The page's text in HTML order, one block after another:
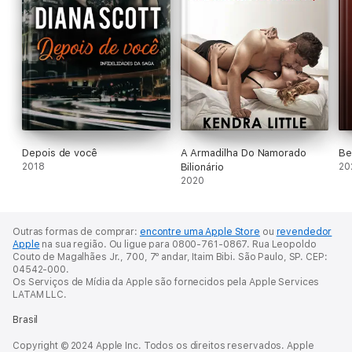
Depois de você
2018
A Armadilha Do Namorado
Bilionário
2020
Outras formas de comprar: encontre uma Apple Store ou revendedor
Apple na sua região. Ou ligue para 0800-761-0867. Rua Leopoldo
Couto de Magalhães Jr., 700, 7º andar, Itaim Bibi. São Paulo, SP. CEP:
04542-000.
Os Serviços de Mídia da Apple são fornecidos pela Apple Services
LATAM LLC.
Brasil
Copyright © 2024 Apple Inc. Todos os direitos reservados. Apple